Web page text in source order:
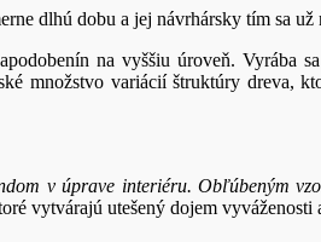
dlhú dobu a jej návrhársky tím sa
na vyššiu úroveň. Vyrába
množstvo variácií štruktúry dreva,
v úprave interiéru. Obľúbeným
vytvárajú utešený dojem